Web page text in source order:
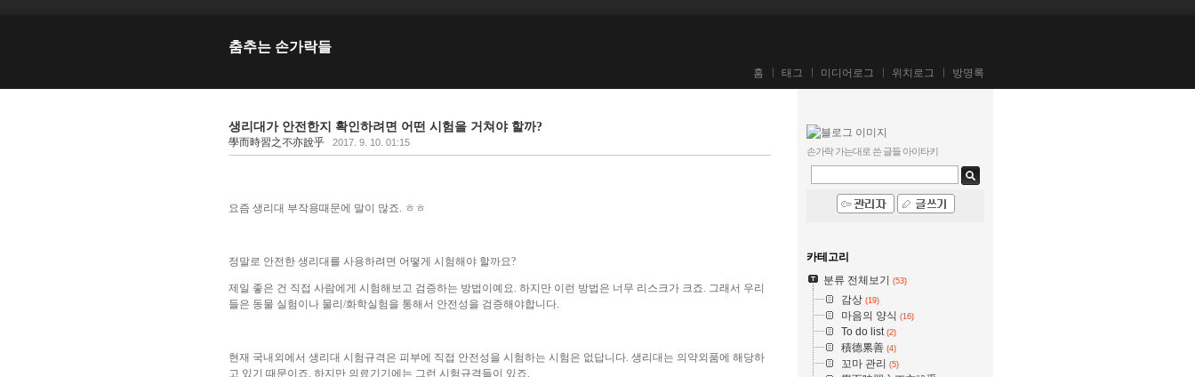
춤추는 손가락들
홈 태그 미디어로그 위치로그 방명록
생리대가 안전한지 확인하려면 어떤 시험을 거쳐야 할까?
學而時習之不亦說乎 2017. 9. 10. 01:15
요즘 생리대 부작용때문에 말이 많죠. ㅎㅎ
정말로 안전한 생리대를 사용하려면 어떻게 시험해야 할까요?
제일 좋은 건 직접 사람에게 시험해보고 검증하는 방법이예요. 하지만 이런 방법은 너무 리스크가 크죠. 그래서 우리
들은 동물 실험이나 물리/화학실험을 통해서 안전성을 검증해야합니다.
현재 국내외에서 생리대 시험규격은 피부에 직접 안전성을 시험하는 시험은 없답니다. 생리대는 의약외품에 해당하
고 있기 때문이죠. 하지만 의료기기에는 그런 시험규격들이 있죠.
손가락 가는대로 쓴 글들 아이타키
카테고리
분류 전체보기 (53)
감상 (19)
마음의 양식 (16)
To do list (2)
積德累善 (4)
꼬마 관리 (5)